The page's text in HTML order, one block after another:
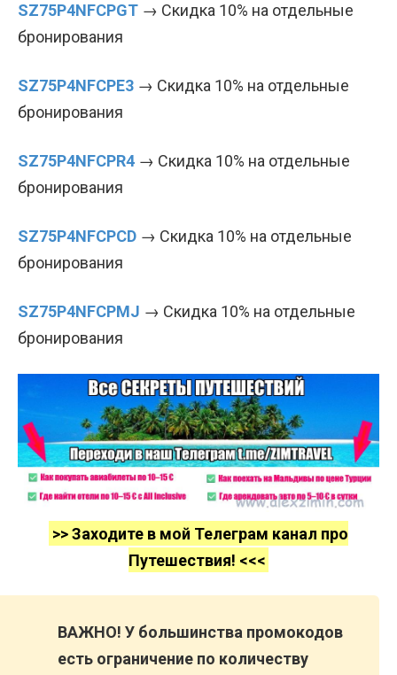
SZ75P4NFCPGT → Скидка 10% на отдельные
бронирования
SZ75P4NFCPE3 → Скидка 10% на отдельные
бронирования
SZ75P4NFCPR4 → Скидка 10% на отдельные
бронирования
SZ75P4NFCPCD → Скидка 10% на отдельные
бронирования
SZ75P4NFCPMJ → Скидка 10% на отдельные
бронирования
>> Заходите в мой Телеграм канал про
Путешествия! <<<
ВАЖНО! У большинства промокодов
есть ограничение по количеству